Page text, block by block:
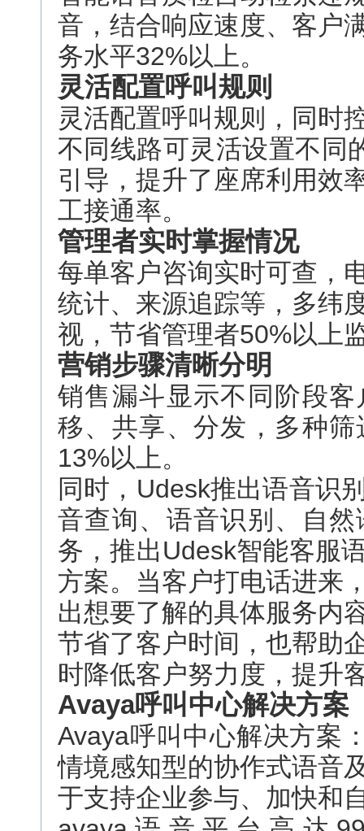
音，结合响应速度、客户
务水平32%以上。
灵活配置呼叫规则
灵活配置呼叫规则，同时
不同线路可灵活设置不同
引导，提升了座席利用效
工接通率。
管理者实时掌握情况
每单客户咨询实时可查，
统计、来源追踪等，多纬
视，节省管理者50%以上
营销步骤清晰分明
销售漏斗显示不同阶段
移、共享、分发，多种
13%以上。
同时，Udesk推出语音识
音查询、语音识别、自
务，推出Udesk智能客服
方案。当客户打电话进来
出想要了解的具体服务内
节省了客户时间，也帮助
时降低客户努力度，提升
Avaya呼叫中心解决方案
Avaya呼叫中心解决方案
情境感知型的协作式语音
于支持企业参与、加快和